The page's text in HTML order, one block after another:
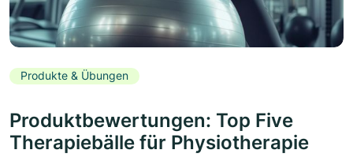
Produkte & Übungen
Produktbewertungen: Top Five
Therapiebälle für Physiotherapie